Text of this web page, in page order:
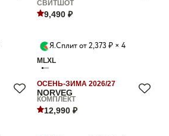
СВИТШОТ
9,490 ₽
Я.Сплит от 2,373 ₽ × 4
MLXL
NORVEG
ОСЕНЬ-ЗИМА 2026/27
КОМПЛЕКТ
12,990 ₽